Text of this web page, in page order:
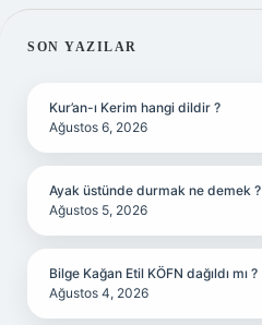
SIDEBAR
SON YAZILAR
Kur’an-ı Kerim hangi dildir ?
Ağustos 6, 2026
Ayak üstünde durmak ne demek ?
Ağustos 5, 2026
Bilge Kağan Etil KÖFN dağıldı mı ?
Ağustos 4, 2026